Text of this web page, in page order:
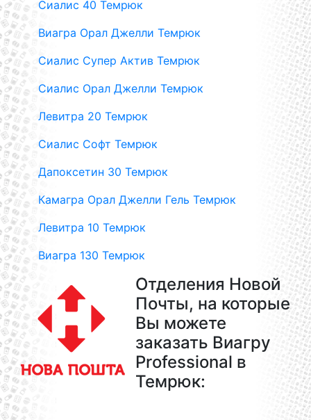
Сиалис 40 Темрюк
Виагра Орал Джелли Темрюк
Сиалис Супер Актив Темрюк
Сиалис Орал Джелли Темрюк
Левитра 20 Темрюк
Сиалис Софт Темрюк
Дапоксетин 30 Темрюк
Камагра Орал Джелли Гель Темрюк
Левитра 10 Темрюк
Виагра 130 Темрюк
Отделения Новой
Почты, на которые
Вы можете
заказать Виагру
Professional в
Темрюк: